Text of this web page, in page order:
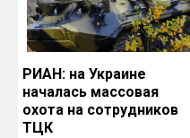
РИАН: на Украине
началась массовая
охота на сотрудников
ТЦК